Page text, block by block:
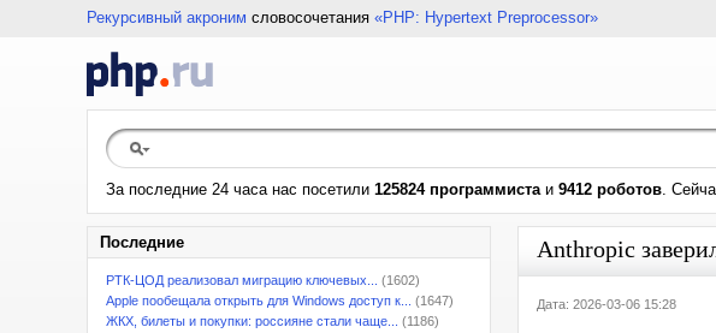
Рекурсивный акроним словосочетания «PHP: Hypertext Preprocessor»
За последние 24 часа нас посетили 125824 программистаи 9412 роботов.
Последние
РТК-ЦОД реализовал миграцию ключевых...
(1602)
Apple пообещала открыть для Windows доступ к...
(1647)
ЖКХ, билеты и покупки: россияне стали чаще...
(1186)
Anthropic
Дата: 2026-03-06 15:28